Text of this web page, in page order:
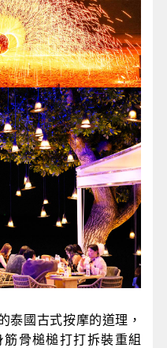
泰國古式按摩的道理，
骨槌槌打打拆裝重組